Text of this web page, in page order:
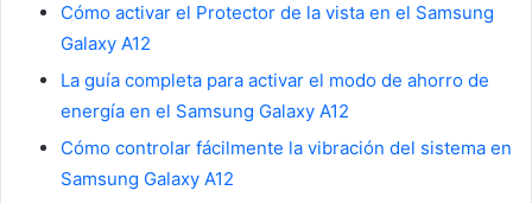
Cómo activar el Protector de la vista en el Samsung
Galaxy A12
La guía completa para activar el modo de ahorro de
energía en el Samsung Galaxy A12
Cómo controlar fácilmente la vibración del sistema en
Samsung Galaxy A12